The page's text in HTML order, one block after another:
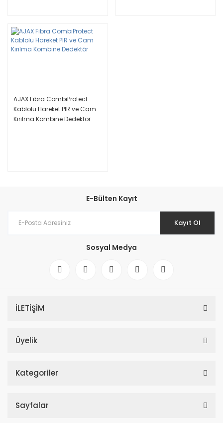
AJAX Fibra CombiProtect
Kablolu Hareket PIR ve Cam
Kırılma Kombine Dedektör
E-Bülten Kayıt
Kayıt Ol
Sosyal Medya
İLETİŞİM
Üyelik
Kategoriler
Sayfalar